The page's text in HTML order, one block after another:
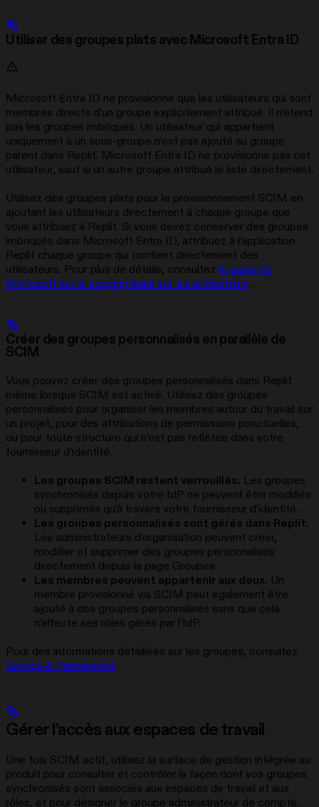
Utiliser des groupes plats avec Microsoft Entra ID
Microsoft Entra ID ne provisionne que les utilisateurs qui sont
membres directs d’un groupe explicitement attribué. Il n’étend
pas les groupes imbriqués. Un utilisateur qui appartient
uniquement à un sous-groupe n’est pas ajouté au groupe
parent dans Replit. Microsoft Entra ID ne provisionne pas cet
utilisateur, sauf si un autre groupe attribué le liste directement.
Utilisez des groupes plats pour le provisionnement SCIM en
ajoutant les utilisateurs directement à chaque groupe que
vous attribuez à Replit. Si vous devez conserver des groupes
imbriqués dans Microsoft Entra ID, attribuez à l’application
Replit chaque groupe qui contient directement des
utilisateurs. Pour plus de détails, consultez le guide de
Microsoft sur le scoping basé sur les attributions.
Créer des groupes personnalisés en parallèle de
SCIM
Vous pouvez créer des groupes personnalisés dans Replit
même lorsque SCIM est activé. Utilisez des groupes
personnalisés pour organiser les membres autour du travail sur
un projet, pour des attributions de permissions ponctuelles,
ou pour toute structure qui n’est pas reflétée dans votre
fournisseur d’identité.
Les groupes SCIM restent verrouillés. Les groupes
synchronisés depuis votre IdP ne peuvent être modifiés
ou supprimés qu’à travers votre fournisseur d’identité.
Les groupes personnalisés sont gérés dans Replit.
Les administrateurs d’organisation peuvent créer,
modifier et supprimer des groupes personnalisés
directement depuis la page Groupes.
Les membres peuvent appartenir aux deux. Un
membre provisionné via SCIM peut également être
ajouté à des groupes personnalisés sans que cela
n’affecte ses rôles gérés par l’IdP.
Pour des informations détaillées sur les groupes, consultez
Groups & Permissions.
Gérer l’accès aux espaces de travail
Une fois SCIM actif, utilisez la surface de gestion intégrée au
produit pour consulter et contrôler la façon dont vos groupes
synchronisés sont associés aux espaces de travail et aux
rôles, et pour désigner le groupe administrateur de compte.